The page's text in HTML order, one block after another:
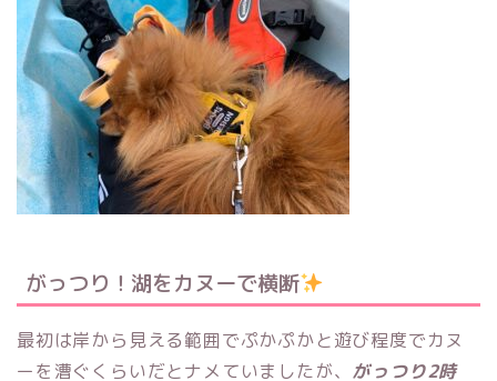
がっつり！湖をカヌーで横断
最初は岸から見える範囲でぷかぷかと遊び程度でカヌ
ーを漕ぐくらいだとナメていましたが、 がっつり2時